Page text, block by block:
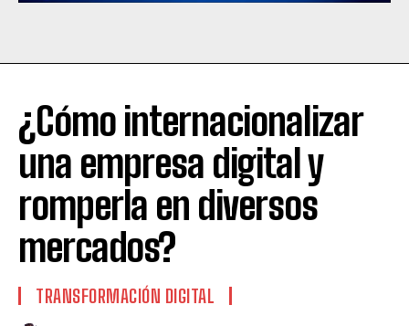
¿Cómo internacionalizar
una empresa digital y
romperla en diversos
mercados?
TRANSFORMACIÓN DIGITAL